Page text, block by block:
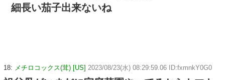
細長い茄子出来ないね
18: メチロコックス(茸) [US] 2023/08/23(水) 08:29:59.06 ID:fxmnkY0G0